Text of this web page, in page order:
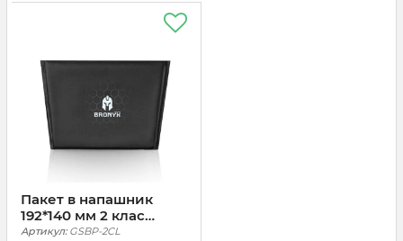
Пакет в напашник
192*140 мм 2 клас
НВМПЕ
Артикул:GSBP-2CL